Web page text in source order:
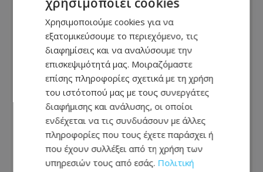
Ζώδια: Ο Ερμής αλλάζει τα δεδομένα –
Τι φέρνει η σημερινή μέρα για τα 12
Χρησιμοποιούμε cookies για να
εξατομικεύσουμε το περιεχόμενο, τις
διαφημίσεις και να αναλύσουμε την
επισκεψιμότητά μας. Μοιραζόμαστε
επίσης πληροφορίες σχετικά με τη χρήση
του ιστότοπού μας με τους συνεργάτες
διαφήμισης και ανάλυσης, οι οποίοι
ενδέχεται να τις συνδυάσουν με άλλες
πληροφορίες που τους έχετε παράσχει ή
που έχουν συλλέξει από τη χρήση των
υπηρεσιών τους από εσάς. Πολιτική